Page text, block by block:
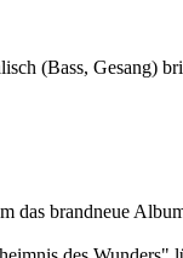
(Bass,
brandneue